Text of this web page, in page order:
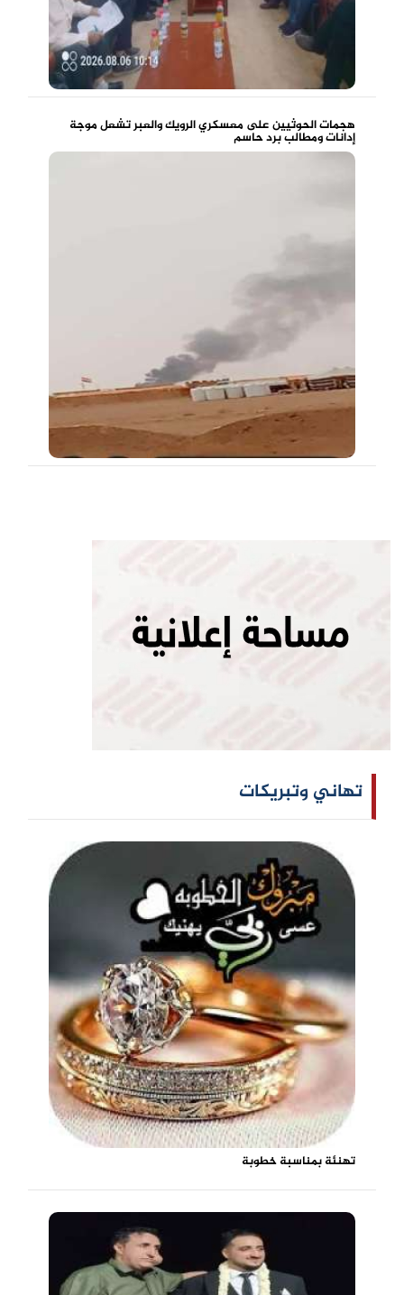
هجمات الحوثيين على معسكري الرويك والعبر تشعل موجة
إدانات ومطالب برد حاسم
تهاني وتبريكات
تهنئة بمناسبة خطوبة